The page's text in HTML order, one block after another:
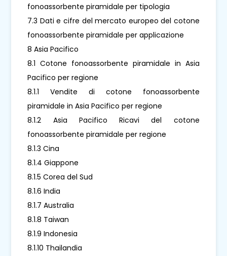
fonoassorbente piramidale per tipologia
7.3 Dati e cifre del mercato europeo del cotone
fonoassorbente piramidale per applicazione
8 Asia Pacifico
8.1 Cotone fonoassorbente piramidale in Asia
Pacifico per regione
8.1.1 Vendite di cotone fonoassorbente
piramidale in Asia Pacifico per regione
8.1.2 Asia Pacifico Ricavi del cotone
fonoassorbente piramidale per regione
8.1.3 Cina
8.1.4 Giappone
8.1.5 Corea del Sud
8.1.6 India
8.1.7 Australia
8.1.8 Taiwan
8.1.9 Indonesia
8.1.10 Thailandia